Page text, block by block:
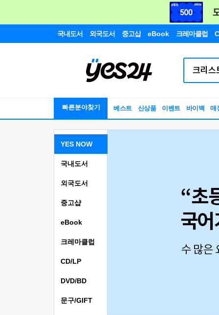
국내도서 외국도서 중고샵 eBook 크레마클럽
빠른분야찾기 베스트 신상품 이벤트 바이백 매
YES NOW
국내도서
외국도서
중고샵
eBook
크레마클럽
CD/LP
DVD/BD
문구/GIFT